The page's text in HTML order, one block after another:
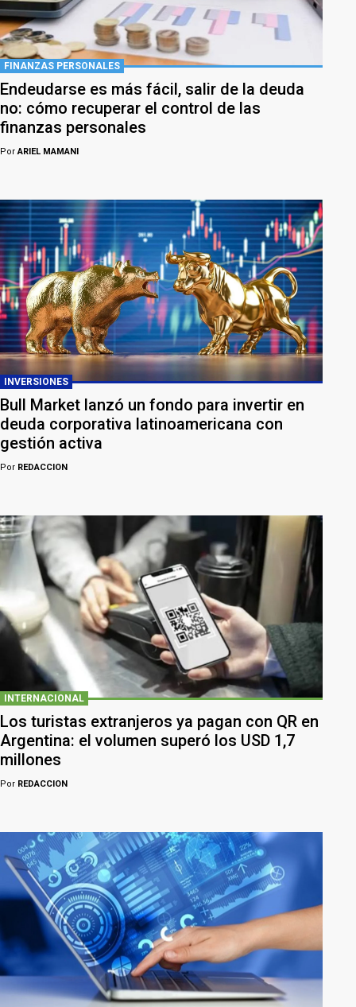
FINANZAS PERSONALES
Endeudarse es más fácil, salir de la deuda
no: cómo recuperar el control de las
finanzas personales
PorARIEL MAMANI
INVERSIONES
Bull Market lanzó un fondo para invertir en
deuda corporativa latinoamericana con
gestión activa
Por REDACCION
INTERNACIONAL
Los turistas extranjeros ya pagan con QR en
Argentina: el volumen superó los USD 1,7
millones
Por REDACCION